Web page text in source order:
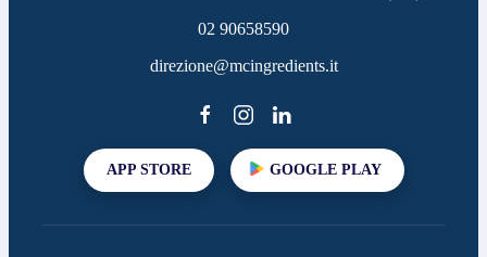
02 90658590
direzione@mcingredients.it
APP STORE GOOGLE PLAY